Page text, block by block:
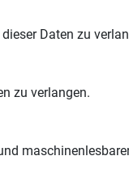
Daten zu
zu verlangen.